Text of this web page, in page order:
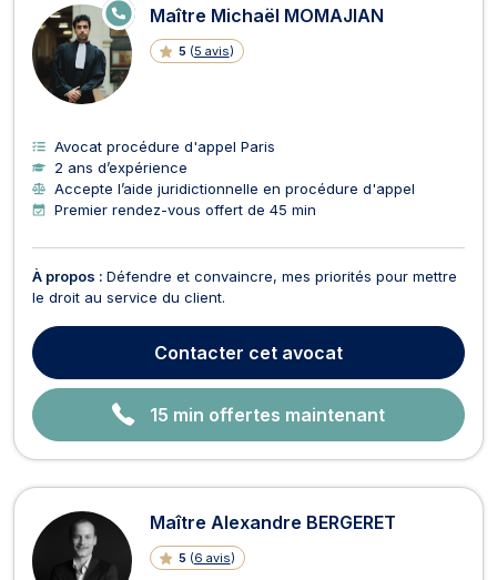
Maître Michaël MOMAJIAN
5 (5 avis)
E
N
LI
G
N
E
Avocat procédure d'appel Paris
2 ans d’expérience
Accepte l’aide juridictionnelle en procédure d'appel
Premier rendez-vous offert de 45 min
À propos : Défendre et convaincre, mes priorités pour mettre
le droit au service du client.
Contacter cet avocat
15 min offertes maintenant
Maître Alexandre BERGERET
5 (6 avis)